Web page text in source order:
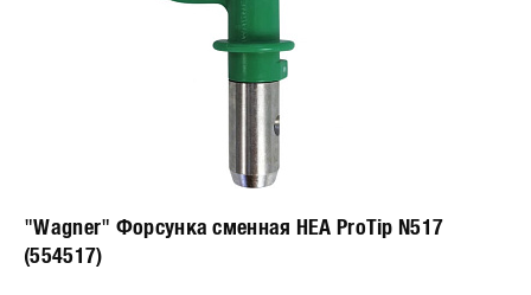
"Wagner" Форсунка сменная HEA ProTip N517
(554517)